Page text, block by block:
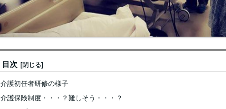
目次
介護初任者研修の様子
介護保険制度・・・？難しそう・・・？